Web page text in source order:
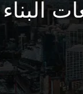
البناء